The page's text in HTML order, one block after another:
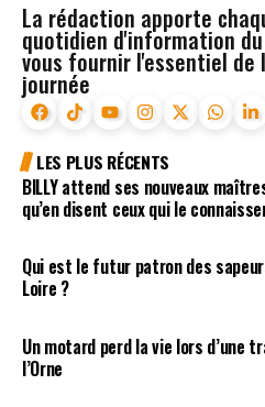
La rédaction apporte
quotidien d'information
vous fournir l'essentiel
journée
LES PLUS RÉCENTS
BILLY attend ses nouveaux
qu’en disent ceux qui le
Qui est le futur patron des
Loire ?
Un motard perd la vie lors d’une
l’Orne